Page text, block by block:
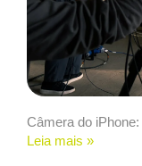
Câmera do
Leia mais »